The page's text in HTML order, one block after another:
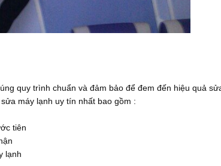
quy trình chuẩn và đảm bảo để đem đến hiệu quả
máy lạnh uy tín nhất bao gồm :
tiên
lạnh